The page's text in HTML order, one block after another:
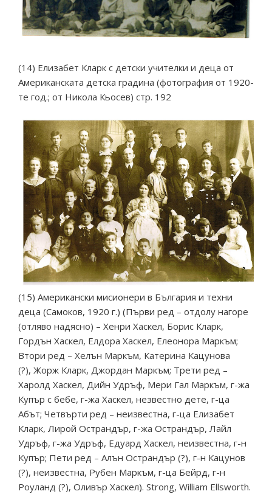
(14) Елизабет Кларк с детски учителки и деца от
Американската детска градина (фотография от 1920-
те год.; от Никола Кьосев) стр. 192
(15) Американски мисионери в България и техни
деца (Самоков, 1920 г.) (Първи ред – отдолу нагоре
(отляво надясно) – Хенри Хаскел, Борис Кларк,
Гордън Хаскел, Елдора Хаскел, Елеонора Маркъм;
Втори ред – Хелън Маркъм, Катерина Кацунова
(?), Жорж Кларк, Джордан Маркъм; Трети ред –
Харолд Хаскел, Дийн Удръф, Мери Гал Маркъм, г-жа
Купър с бебе, г-жа Хаскел, незвестно дете, г-ца
Абът; Четвърти ред – неизвестна, г-ца Елизабет
Кларк, Лирой Острандър, г-жа Острандър, Лайл
Удръф, г-жа Удръф, Едуард Хаскел, неизвестна, г-н
Купър; Пети ред – Алън Острандър (?), г-н Кацунов
(?), неизвестна, Рубен Маркъм, г-ца Бейрд, г-н
Роуланд (?), Оливър Хаскел). Strong, William Ellsworth.